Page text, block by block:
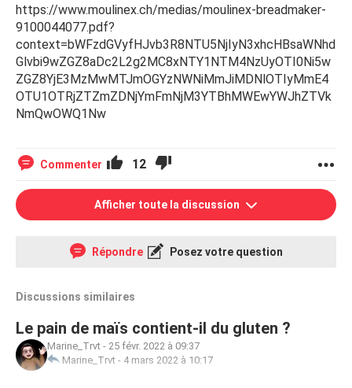
https://www.moulinex.ch/medias/moulinex-breadmaker-
9100044077.pdf?
context=bWFzdGVyfHJvb3R8NTU5NjIyN3xhcHBsaWNhd
Glvbi9wZGZ8aDc2L2g2MC8xNTY1NTM4NzUyOTI0Ni5w
ZGZ8YjE3MzMwMTJmOGYzNWNiMmJiMDNlOTIyMmE4
OTU1OTRjZTZmZDNjYmFmNjM3YTBhMWEwYWJhZTVk
NmQwOWQ1Nw
Commenter 12
Afficher toute la discussion
Répondre Posez votre question
Discussions similaires
Le pain de maïs contient-il du gluten ?
Marine_Trvt - 25 févr. 2022 à 09:37
Marine_Trvt - 4 mars 2022 à 10:17